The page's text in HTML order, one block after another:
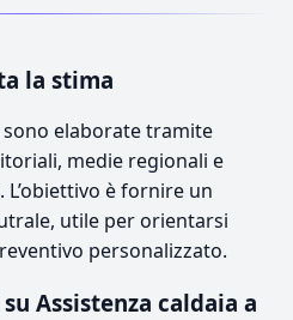
la stima
elaborate tramite
medie regionali e
è fornire un
utile per orientarsi
personalizzato.
Assistenza caldaia a